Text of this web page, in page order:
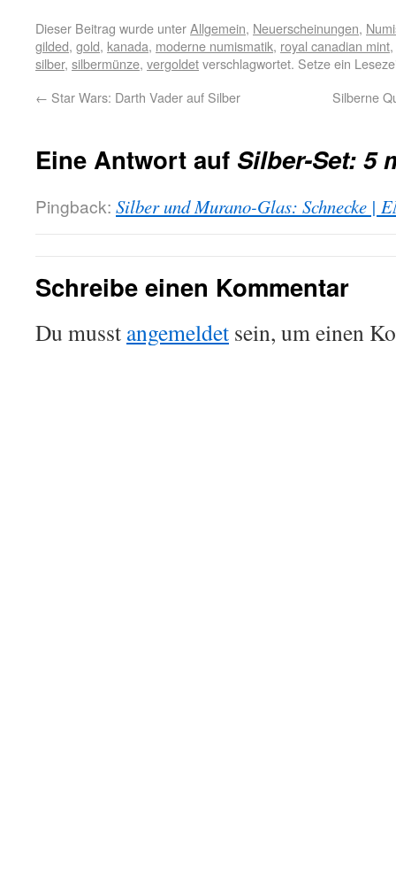
Dieser Beitrag wurde unterAllgemein, Neuerscheinungen,
gilded, gold, kanada, moderne numismatik, royal canadian mint,
silber, silbermünze, vergoldetverschlagwortet. Setze ein
← Star Wars: Darth Vader auf Silber Silberne
Eine Antwort auf Silber-Set: 5
Pingback: Silber und Murano-Glas: Schnecke |
Schreibe einen Kommentar
Du musst angemeldet sein, um einen